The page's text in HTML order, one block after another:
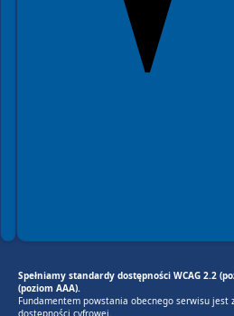
Spełniamy standardy dostępności WCAG 2.2
(poziom AAA).
Fundamentem powstania obecnego serwisu jest